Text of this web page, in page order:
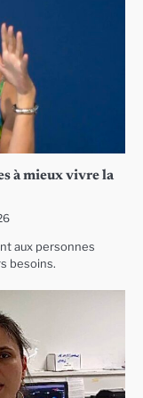
à mieux vivre la
aux personnes
besoins.